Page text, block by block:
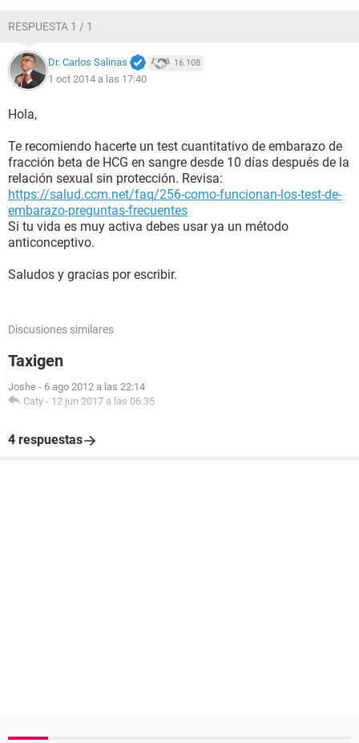
RESPUESTA 1 / 1
Dr. Carlos Salinas 16.108
1 oct 2014 a las 17:40
Hola,
Te recomiendo hacerte un test cuantitativo de embarazo de
fracción beta de HCG en sangre desde 10 días después de la
relación sexual sin protección. Revisa:
https://salud.ccm.net/faq/256-como-funcionan-los-test-de-
embarazo-preguntas-frecuentes
Si tu vida es muy activa debes usar ya un método
anticonceptivo.
Saludos y gracias por escribir.
Discusiones similares
Taxigen
Joshe - 6 ago 2012 a las 22:14
Caty - 12 jun 2017 a las 06:35
4 respuestas